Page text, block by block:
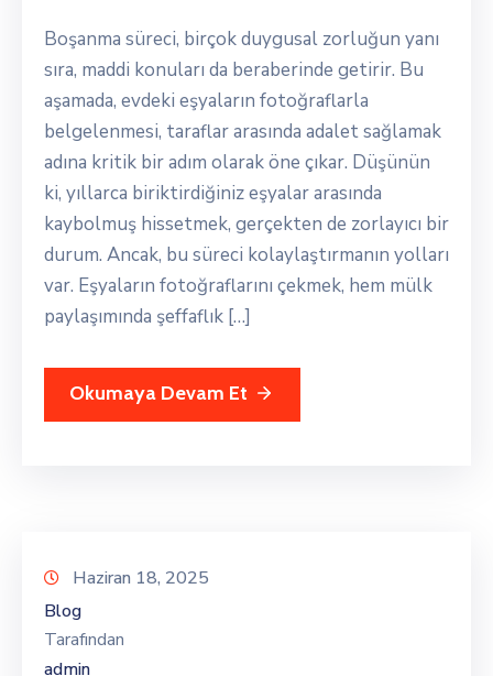
Boşanma süreci, birçok duygusal zorluğun yanı
sıra, maddi konuları da beraberinde getirir. Bu
aşamada, evdeki eşyaların fotoğraflarla
belgelenmesi, taraflar arasında adalet sağlamak
adına kritik bir adım olarak öne çıkar. Düşünün
ki, yıllarca biriktirdiğiniz eşyalar arasında
kaybolmuş hissetmek, gerçekten de zorlayıcı bir
durum. Ancak, bu süreci kolaylaştırmanın yolları
var. Eşyaların fotoğraflarını çekmek, hem mülk
paylaşımında şeffaflık […]
Okumaya Devam Et
Haziran 18, 2025
Blog
Tarafından
admin